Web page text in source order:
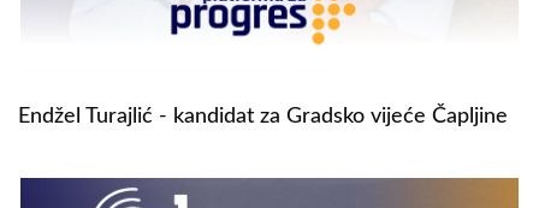
Endžel Turajlić - kandidat za Gradsko vijeće Čapljine